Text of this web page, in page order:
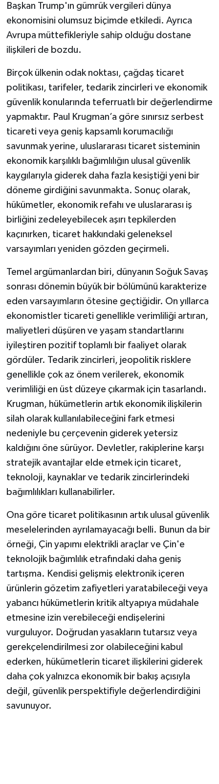
Başkan Trump'ın gümrük vergileri dünya
ekonomisini olumsuz biçimde etkiledi. Ayrıca
Avrupa müttefikleriyle sahip olduğu dostane
ilişkileri de bozdu.
Birçok ülkenin odak noktası, çağdaş ticaret
politikası, tarifeler, tedarik zincirleri ve ekonomik
güvenlik konularında teferruatlı bir değerlendirme
yapmaktır. Paul Krugman’a göre sınırsız serbest
ticareti veya geniş kapsamlı korumacılığı
savunmak yerine, uluslararası ticaret sisteminin
ekonomik karşılıklı bağımlılığın ulusal güvenlik
kaygılarıyla giderek daha fazla kesiştiği yeni bir
döneme girdiğini savunmakta. Sonuç olarak,
hükümetler, ekonomik refahı ve uluslararası iş
birliğini zedeleyebilecek aşırı tepkilerden
kaçınırken, ticaret hakkındaki geleneksel
varsayımları yeniden gözden geçirmeli.
Temel argümanlardan biri, dünyanın Soğuk Savaş
sonrası dönemin büyük bir bölümünü karakterize
eden varsayımların ötesine geçtiğidir. On yıllarca
ekonomistler ticareti genellikle verimliliği artıran,
maliyetleri düşüren ve yaşam standartlarını
iyileştiren pozitif toplamlı bir faaliyet olarak
gördüler. Tedarik zincirleri, jeopolitik risklere
genellikle çok az önem verilerek, ekonomik
verimliliği en üst düzeye çıkarmak için tasarlandı.
Krugman, hükümetlerin artık ekonomik ilişkilerin
silah olarak kullanılabileceğini fark etmesi
nedeniyle bu çerçevenin giderek yetersiz
kaldığını öne sürüyor. Devletler, rakiplerine karşı
stratejik avantajlar elde etmek için ticaret,
teknoloji, kaynaklar ve tedarik zincirlerindeki
bağımlılıkları kullanabilirler.
Ona göre ticaret politikasının artık ulusal güvenlik
meselelerinden ayrılamayacağı belli. Bunun da bir
örneği, Çin yapımı elektrikli araçlar ve Çin'e
teknolojik bağımlılık etrafındaki daha geniş
tartışma. Kendisi gelişmiş elektronik içeren
ürünlerin gözetim zafiyetleri yaratabileceği veya
yabancı hükümetlerin kritik altyapıya müdahale
etmesine izin verebileceği endişelerini
vurguluyor. Doğrudan yasakların tutarsız veya
gerekçelendirilmesi zor olabileceğini kabul
ederken, hükümetlerin ticaret ilişkilerini giderek
daha çok yalnızca ekonomik bir bakış açısıyla
değil, güvenlik perspektifiyle değerlendirdiğini
savunuyor.
Seri İlan
Siyaset
Sokak Hayvanlarını Sahiplendirme
Spor
Vasıta